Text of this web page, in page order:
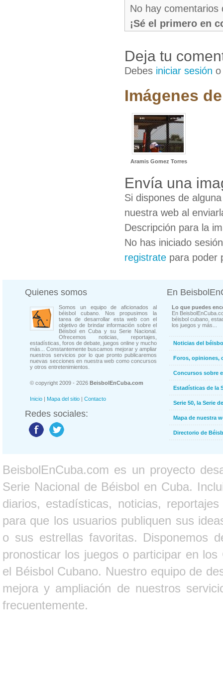
No hay comentarios
¡Sé el primero en
Deja tu
Debes iniciar sesión
Imágenes
Aramis Gomez Torres
Envía una
Si dispones de
nuestra web al
Descripción para la
No has iniciado
registrate para poder
Quienes somos
Somos un equipo de aficionados al
béisbol cubano. Nos propusimos la
tarea de desarrollar esta web con el
objetivo de brindar información sobre el
Béisbol en Cuba y su Serie Nacional.
Ofrecemos noticias, reportajes,
estadísticas, foros de debate, juegos online y mucho
más... Constantemente buscamos mejorar y ampliar
nuestros servicios por lo que pronto publicaremos
nuevas secciones en nuestra web como concursos
y otros entretenimientos.
© copyright 2009 - 2026 BeisbolEnCuba.com
Inicio | Mapa del sitio | Contacto
Redes sociales:
En
Lo que puedes
En
béisbol cubano,
los juegos y más...
Noticias del
Foros, opiniones,
Concursos sobre
Estadísticas de la
Serie 50, la Serie
Mapa de nuestra
Directorio de
BeisbolEnCuba.com es un proyecto
Serie Nacional de Béisbol en Cuba.
diarios, estadísticas, noticias,
para que los usuarios publiquen sus
o sus estrellas favoritas. Disponemos
pronosticar los juegos o participar en
el Béisbol Cubano. Nuestro equipo de
mejora y ampliación de nuestros
frecuentemente.